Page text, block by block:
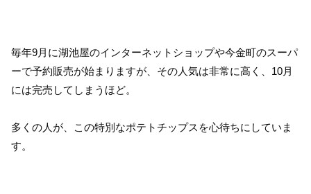
毎年9月に湖池屋のインターネットショップや今金町のスーパ
ーで予約販売が始まりますが、その人気は非常に高く、10月
には完売してしまうほど。
多くの人が、この特別なポテトチップスを心待ちにしていま
す。